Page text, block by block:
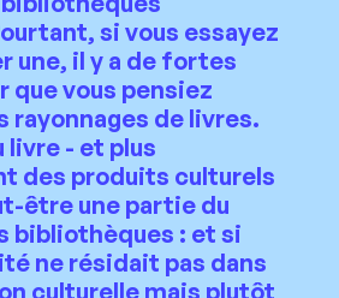
si vous essayez
une, il y a de fortes
que vous pensiez
rayonnages de livres.
livre - et plus
des produits culturels
être une partie du
bibliothèques : et si
ne résidait pas dans
culturelle mais plutôt